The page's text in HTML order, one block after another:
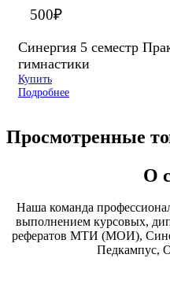
500₽
Синергия 5 семестр
гимнастики
Купить
Подробнее
Просмотренные
О
Наша команда
выполнением курсовых,
рефератов МТИ (МОИ),
Педкампус,